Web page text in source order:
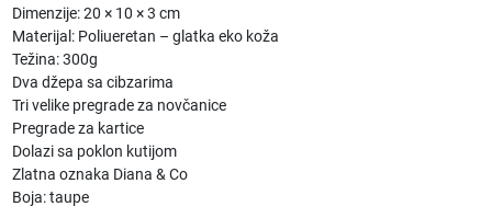
Dimenzije: 20 × 10 × 3 cm
Materijal: Poliueretan – glatka eko koža
Težina: 300g
Dva džepa sa cibzarima
Tri velike pregrade za novčanice
Pregrade za kartice
Dolazi sa poklon kutijom
Zlatna oznaka Diana & Co
Boja: taupe